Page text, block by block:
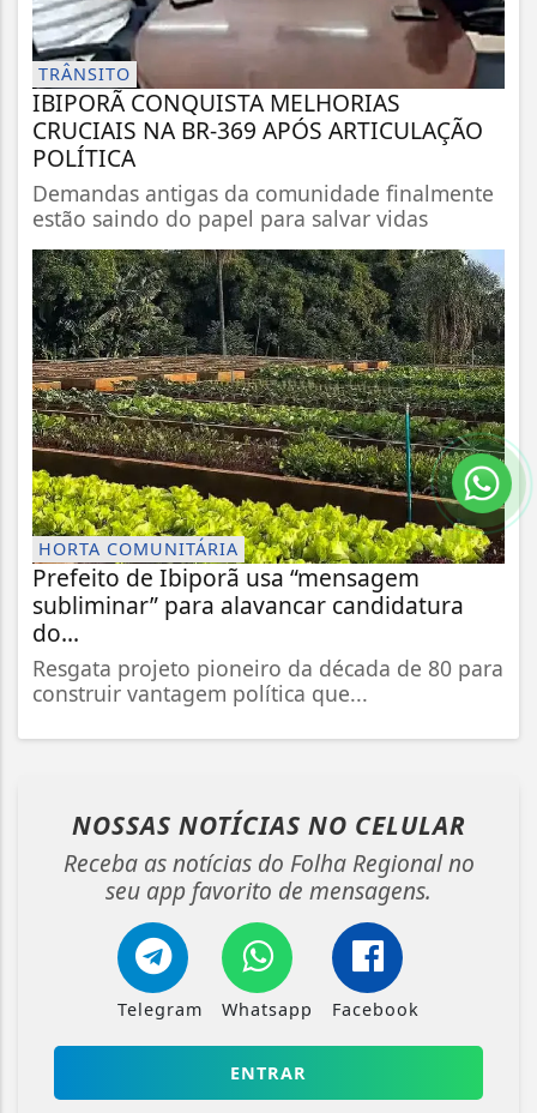
TRÂNSITO
IBIPORÃ CONQUISTA MELHORIAS
CRUCIAIS NA BR-369 APÓS ARTICULAÇÃO
POLÍTICA
Demandas antigas da comunidade finalmente
estão saindo do papel para salvar vidas
HORTA COMUNITÁRIA
Prefeito de Ibiporã usa “mensagem
subliminar” para alavancar candidatura
do...
Resgata projeto pioneiro da década de 80 para
construir vantagem política que...
NOSSAS NOTÍCIAS NO CELULAR
Receba as notícias do Folha Regional no
seu app favorito de mensagens.
Telegram Whatsapp Facebook
ENTRAR